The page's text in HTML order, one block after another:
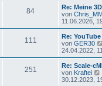
r
a
g
84
Re: Meine
von
11.06.2026,
111
Re:
von GER30
24.04.2022,
251
Re: Scale-
von Kraftei
30.12.2023,